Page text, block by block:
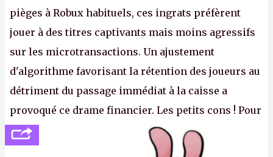
pièges à Robux habituels, ces ingrats préfèrent
jouer à des titres captivants mais moins agressifs
sur les microtransactions. Un ajustement
d'algorithme favorisant la rétention des joueurs au
détriment du passage immédiat à la caisse a
provoqué ce drame financier. Les petits cons ! Pour
se consoler, le PDG David Baszucki peut compter
sur le déblocage du jeu en Russie et l'explosion des